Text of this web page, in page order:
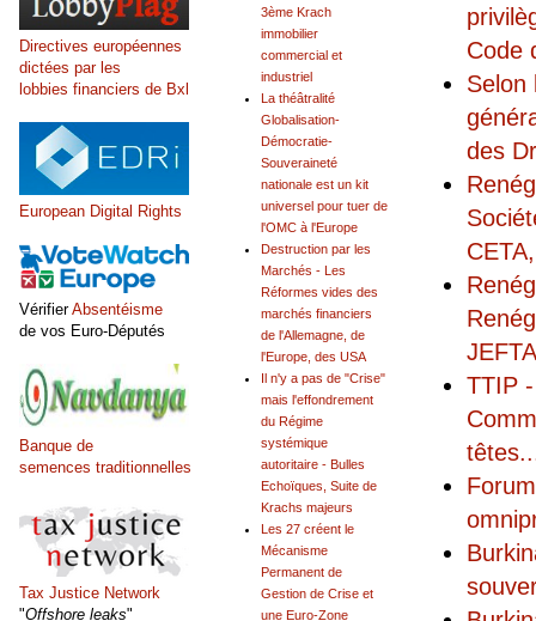
Code
Selon
des
TTIP
têtes
3ème Krach
immobilier
commercial et
industriel
La théâtralité
Globalisation-
Démocratie-
Souveraineté
nationale est un kit
universel pour tuer de
l'OMC à l'Europe
Destruction par les
Marchés - Les
Réformes vides des
marchés financiers
de l'Allemagne, de
l'Europe, des USA
Il n'y a pas de "Crise"
mais l'effondrement
du Régime
systémique
autoritaire - Bulles
Echoïques, Suite de
Krachs majeurs
Les 27 créent le
Mécanisme
Permanent de
Gestion de Crise et
une Euro-Zone
Directives européennes
dictées par les
lobbies financiers de Bxl
European Digital Rights
VérifierAbsentéisme
de vos Euro-Députés
Banque de
semences traditionnelles
Tax Justice Network
"Offshore leaks"